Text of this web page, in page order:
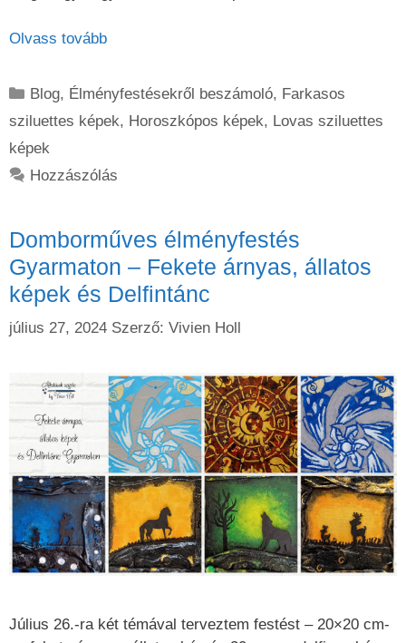
Olvass tovább
Kategória
Blog, Élményfestésekről beszámoló, Farkasos
sziluettes képek, Horoszkópos képek, Lovas sziluettes
képek
Hozzászólás
Domborműves élményfestés
Gyarmaton – Fekete árnyas, állatos
képek és Delfintánc
július 27, 2024 Szerző: Vivien Holl
Július 26.-ra két témával terveztem festést – 20×20 cm-